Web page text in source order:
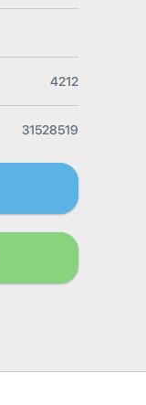
4212
31528519